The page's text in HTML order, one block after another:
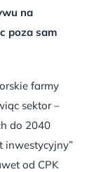
na
poza sam
farmy
sektor –
do 2040
inwestycyjny”
od CPK